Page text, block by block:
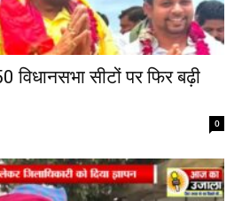
सीटों पर फिर बढ़ी
0